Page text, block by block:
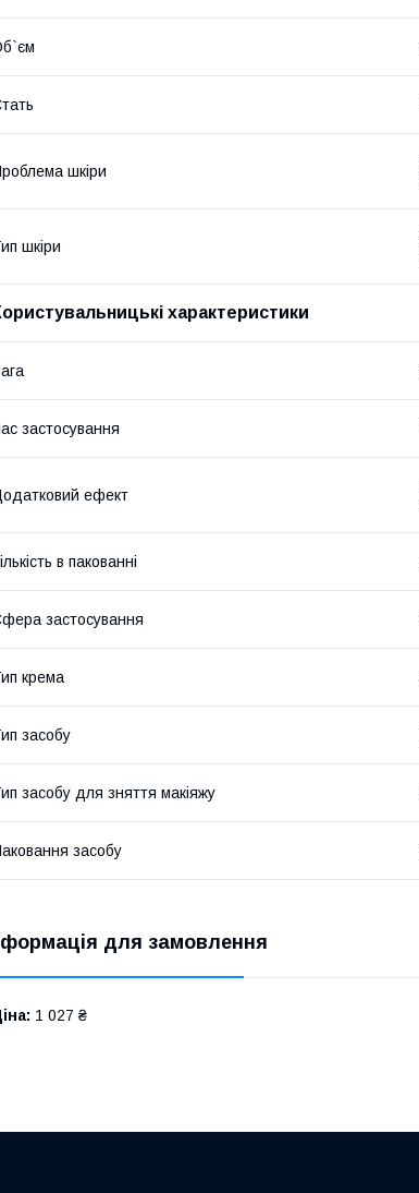
шкіри
шкіри
характеристики
застосування
ефект
в пакованні
застосування
крема
засобу
засобу для зняття макіяжу
засобу
для замовлення
1 027 ₴